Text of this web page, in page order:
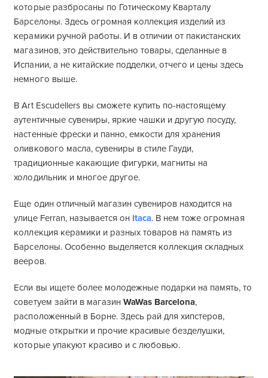
которые разбросаны по Готическому Кварталу
Барселоны. Здесь огромная коллекция изделий из
керамики ручной работы. И в отличии от пакистанских
магазинов, это действительно товары, сделанные в
Испании, а не китайские подделки, отчего и цены здесь
немного выше.
В Art Escudellers вы сможете купить по-настоящему
аутентичные сувениры, яркие чашки и другую посуду,
настенные фрески и панно, емкости для хранения
оливкового масла, сувениры в стиле Гауди,
традиционные какающие фигурки, магниты на
холодильник и многое другое.
Еще один отличный магазин сувениров находится на
улице Ferran, называется он Itaca. В нем тоже огромная
коллекция керамики и разных товаров на память из
Барселоны. Особенно выделяется коллекция складных
вееров.
Если вы ищете более молодежные подарки на память, то
советуем зайти в магазин WaWas Barcelona,
расположенный в Борне. Здесь рай для хипстеров,
модные открытки и прочие красивые безделушки,
которые упакуют красиво и с любовью.